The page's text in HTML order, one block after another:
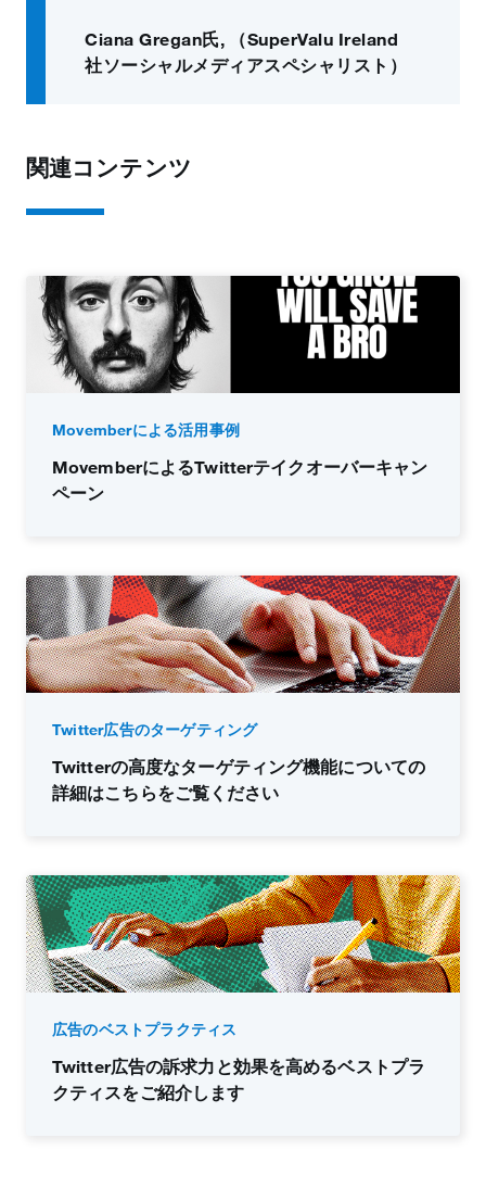
Ciana Gregan氏,
（SuperValu Ireland
社ソーシャルメディアスペシャリスト）
関連コンテンツ
Movemberによる活用事例
MovemberによるTwitterテイクオーバーキャン
ペーン
Twitter広告のターゲティング
Twitterの高度なターゲティング機能についての
詳細はこちらをご覧ください
広告のベストプラクティス
Twitter広告の訴求力と効果を高めるベストプラ
クティスをご紹介します